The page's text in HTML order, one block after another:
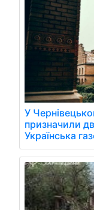
У
призначили
Українська